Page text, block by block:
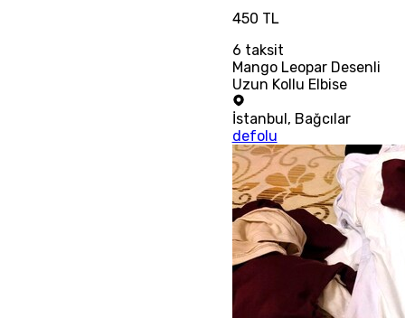
450 TL
6 taksit
Mango Leopar Desenli
Uzun Kollu Elbise
İstanbul, Bağcılar
defolu